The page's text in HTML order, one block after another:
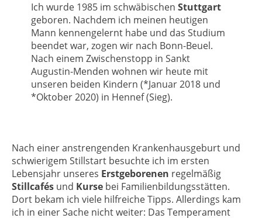
Ich wurde 1985 im schwäbischen Stuttgart
geboren. Nachdem ich meinen heutigen
Mann kennengelernt habe und das Studium
beendet war, zogen wir nach Bonn-Beuel.
Nach einem Zwischenstopp in Sankt
Augustin-Menden wohnen wir heute mit
unseren beiden Kindern (*Januar 2018 und
*Oktober 2020) in Hennef (Sieg).
Nach einer anstrengenden Krankenhausgeburt und
schwierigem Stillstart besuchte ich im ersten
Lebensjahr unseres Erstgeborenen regelmäßig
Stillcafés und Kurse bei Familienbildungsstätten.
Dort bekam ich viele hilfreiche Tipps. Allerdings kam
ich in einer Sache nicht weiter: Das Temperament